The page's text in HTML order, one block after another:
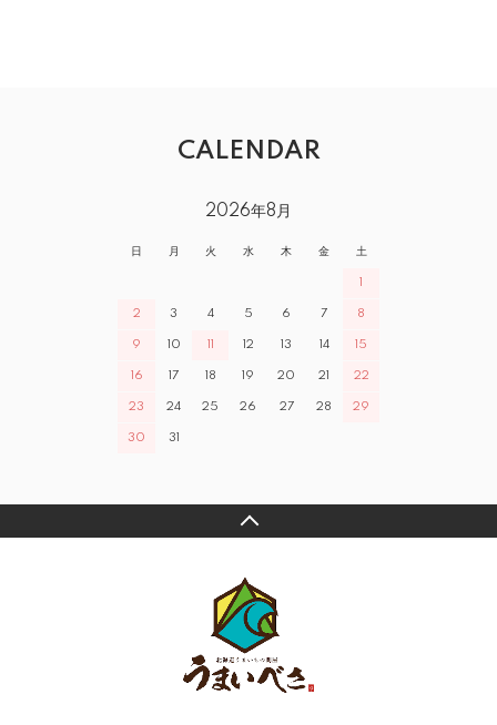
CALENDAR
2026年8月
日 月 火 水 木 金 土
1
2 3 4 5 6 7 8
9 10 11 12 13 14 15
16 17 18 19 20 21 22
23 24 25 26 27 28 29
30 31